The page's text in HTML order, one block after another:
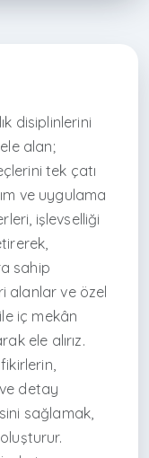
disiplinlerini
alan;
tek çatı
ve uygulama
işlevselliği
sahip
alanlar ve özel
iç mekân
ele alırız.
detay
sağlamak,